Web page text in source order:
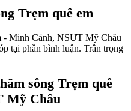
Trẹm quê em
- Minh Cảnh, NSƯT Mỹ Châu
tại phần bình luận. Trân trọng
sông Trẹm quê
Mỹ Châu